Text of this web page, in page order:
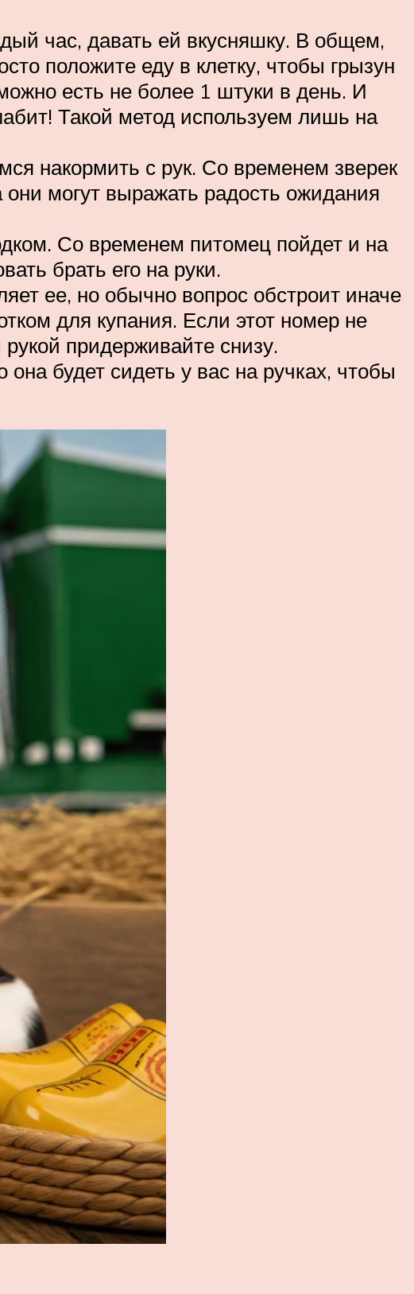
час, давать ей вкусняшку. В общем,
положите еду в клетку, чтобы грызун
есть не более 1 штуки в день. И
Такой метод используем лишь на
накормить с рук. Со временем зверек
могут выражать радость ожидания
Со временем питомец пойдет и на
брать его на руки.
ее, но обычно вопрос обстроит иначе
для купания. Если этот номер не
рукой придерживайте снизу.
будет сидеть у вас на ручках, чтобы